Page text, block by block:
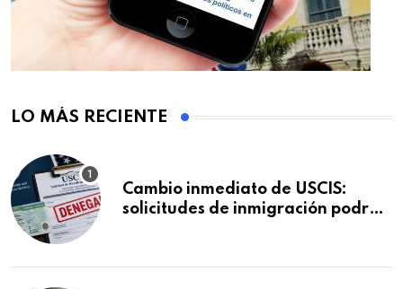
LO MÁS RECIENTE
Cambio inmediato de USCIS:
solicitudes de inmigración podrán